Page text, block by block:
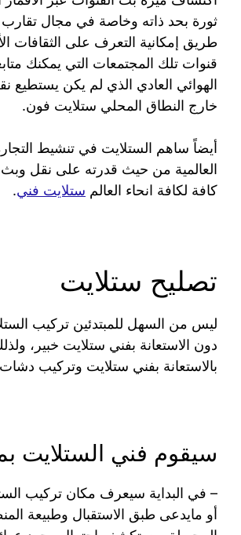
ثورة بحد ذاته وخاصة في مجال تقارب
طريق إمكانية التعرف على الثقافات
قنوات تلك المجتمعات التي يمكنك
الهوائي العادي الذي لم يكن يستطيع
خارج النطاق المحلي ستلايت فون.
أيضاً ساهم الستلايت في تنشيط
العالمية من حيث قدرته على نقل وبث
كافة لكافة انحاء العالم ستلايت فني.
تصليح ستلايت
ليس من السهل للمبتدئين تركيب
دون الاستعانة بفني ستلايت خبير،
بالاستعانة بفني ستلايت وتركيب
سيقوم فني الستلايت
– في البداية سيعرف مكان تركيب
أو مايدعى طبق الاستقبال وطبيعة